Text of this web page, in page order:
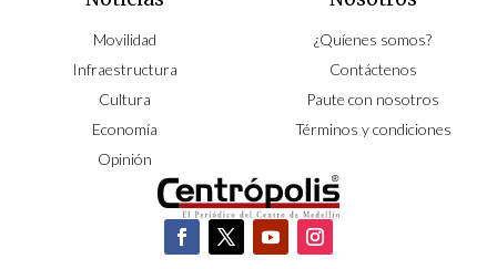
Movilidad
Infraestructura
Cultura
Economía
Opinión
¿Quíenes somos?
Contáctenos
Paute con nosotros
Términos y condiciones